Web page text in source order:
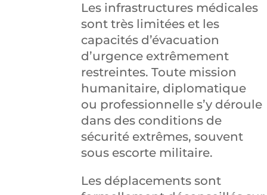
Les infrastructures médicales
sont très limitées et les
capacités d’évacuation
d’urgence extrêmement
restreintes. Toute mission
humanitaire, diplomatique
ou professionnelle s’y déroule
dans des conditions de
sécurité extrêmes, souvent
sous escorte militaire.
Les déplacements sont